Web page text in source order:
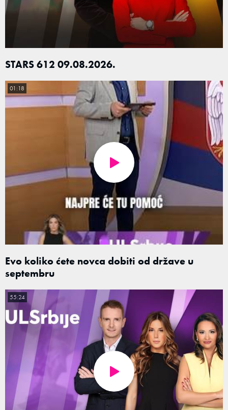
STARS 612 09.08.2026.
Evo koliko ćete novca dobiti od države u
septembru
01:18
55:24